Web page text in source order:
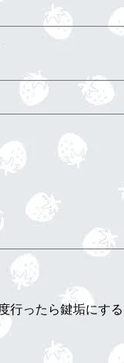
行ったら鍵垢にする